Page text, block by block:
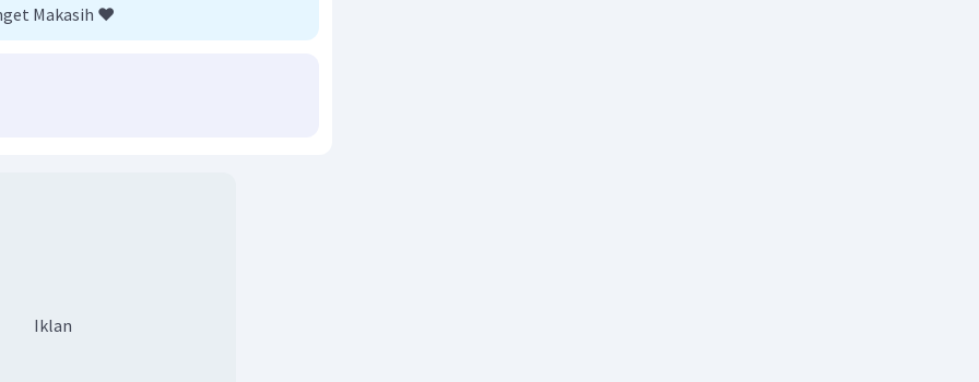
Makasih ❤️
Iklan